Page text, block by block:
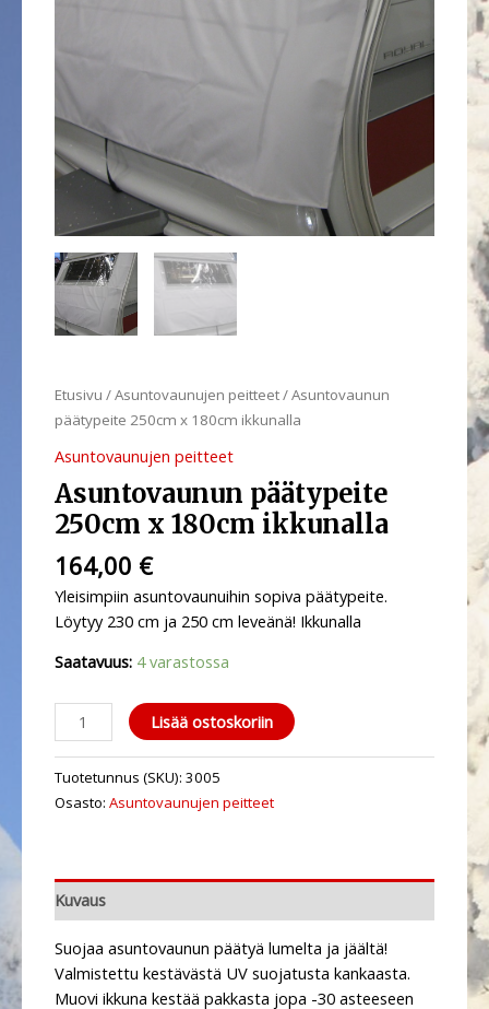
Etusivu /Asuntovaunujen peitteet/ Asuntovaunun
päätypeite 250cm x 180cm ikkunalla
Asuntovaunujen peitteet
Asuntovaunun päätypeite
250cm x 180cm ikkunalla
164,00 €
Yleisimpiin asuntovaunuihin sopiva päätypeite.
Löytyy 230 cm ja 250 cm leveänä! Ikkunalla
Saatavuus: 4 varastossa
Lisää ostoskoriin
Tuotetunnus (SKU): 3005
Osasto: Asuntovaunujen peitteet
Kuvaus
Suojaa asuntovaunun päätyä lumelta ja jäältä!
Valmistettu kestävästä UV suojatusta kankaasta.
Muovi ikkuna kestää pakkasta jopa -30 asteeseen